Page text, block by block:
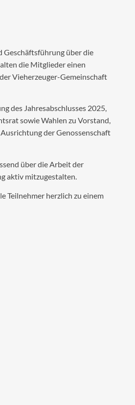
Geschäftsführung über die
die Mitglieder einen
Vieherzeuger-Gemeinschaft
des Jahresabschlusses 2025,
sowie Wahlen zu Vorstand,
der Genossenschaft
über die Arbeit der
aktiv mitzugestalten.
Teilnehmer herzlich zu einem